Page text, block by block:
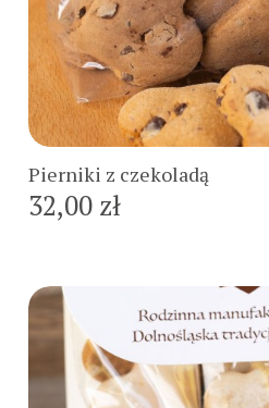
Pierniki z czekoladą
32,00 zł
Do